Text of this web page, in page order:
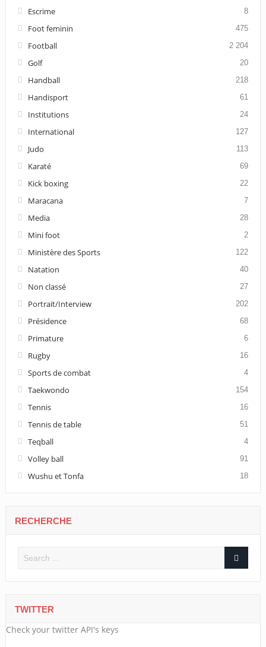
Escrime 8
Foot feminin 475
Football 2 204
Golf 20
Handball 218
Handisport 61
Institutions 24
International 127
Judo 113
Karaté 69
Kick boxing 22
Maracana 7
Media 28
Mini foot 2
Ministère des Sports 122
Natation 40
Non classé 27
Portrait/Interview 202
Présidence 68
Primature 6
Rugby 16
Sports de combat 4
Taekwondo 154
Tennis 16
Tennis de table 51
Teqball 4
Volley ball 91
Wushu et Tonfa 18
RECHERCHE
TWITTER
Check your twitter API's keys